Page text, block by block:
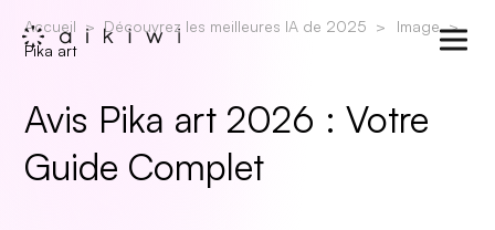
Accueil Découvrez les meilleures IA de 2025
Image
Pika art
Avis Pika art 2026 : Votre
Guide Complet